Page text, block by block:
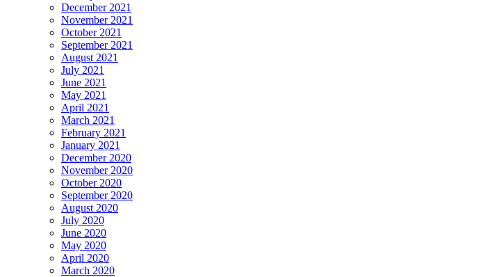
December 2021
November 2021
October 2021
September 2021
August 2021
July 2021
June 2021
May 2021
April 2021
March 2021
February 2021
January 2021
December 2020
November 2020
October 2020
September 2020
August 2020
July 2020
June 2020
May 2020
April 2020
March 2020